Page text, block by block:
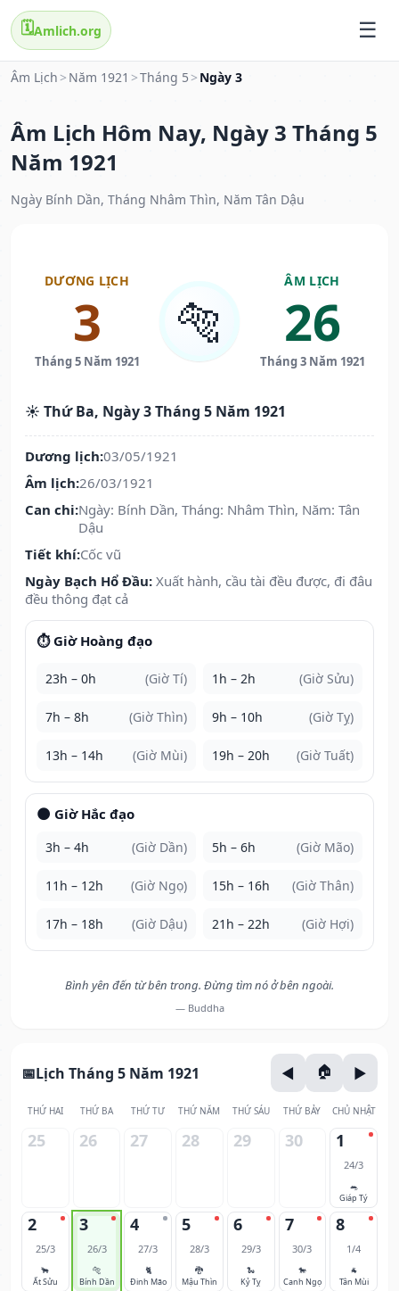
🗓️Amlich.org
Âm Lịch > Năm 1921 >Tháng 5 > Ngày 3
Âm Lịch Hôm Nay, Ngày 3 Tháng 5
Năm 1921
Ngày Bính Dần, Tháng Nhâm Thìn, Năm Tân Dậu
DƯƠNG LỊCH
3
Tháng 5 Năm 1921
🐅
ÂM LỊCH
26
Tháng 3 Năm 1921
☀️ Thứ Ba, Ngày 3 Tháng 5 Năm 1921
Dương lịch:03/05/1921
Âm lịch:26/03/1921
Can chi:Ngày: Bính Dần, Tháng: Nhâm Thìn, Năm: Tân
Dậu
Tiết khí:Cốc vũ
Ngày Bạch Hổ Đầu: Xuất hành, cầu tài đều được, đi đâu
đều thông đạt cả
⏱️ Giờ Hoàng đạo
23h – 0h (Giờ Tí) 1h – 2h (Giờ Sửu)
7h – 8h (Giờ Thìn) 9h – 10h (Giờ Tỵ)
13h – 14h (Giờ Mùi) 19h – 20h (Giờ Tuất)
🌑 Giờ Hắc đạo
3h – 4h (Giờ Dần) 5h – 6h (Giờ Mão)
11h – 12h (Giờ Ngọ) 15h – 16h (Giờ Thân)
17h – 18h (Giờ Dậu) 21h – 22h (Giờ Hợi)
Bình yên đến từ bên trong. Đừng tìm nó ở bên ngoài.
— Buddha
Lịch Tháng 5 Năm 1921
THỨ HAI THỨ BA THỨ TƯ THỨ NĂM THỨ SÁU THỨ BẢY CHỦ NHẬT
25 26 27 28 29 30 1
24/3
🐀
Giáp Tý
2
25/3
🐂
Ất Sửu
3
26/3
🐅
Bính Dần
4
27/3
🐈
Đinh Mão
5
28/3
🐉
Mậu Thìn
6
29/3
🐍
Kỷ Tỵ
7
30/3
🐎
Canh Ngọ
8
1/4
🐐
Tân Mùi